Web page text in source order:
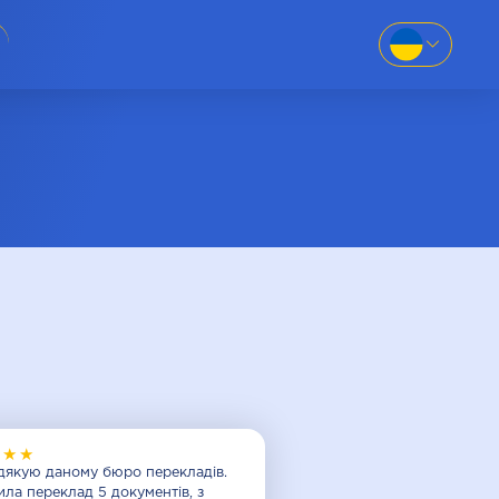
669
даному бюро перекладів.
переклад 5 документів, з